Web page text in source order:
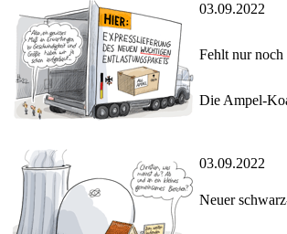
03.09.2022
Fehlt nur noch
Die Ampel-
03.09.2022
Neuer